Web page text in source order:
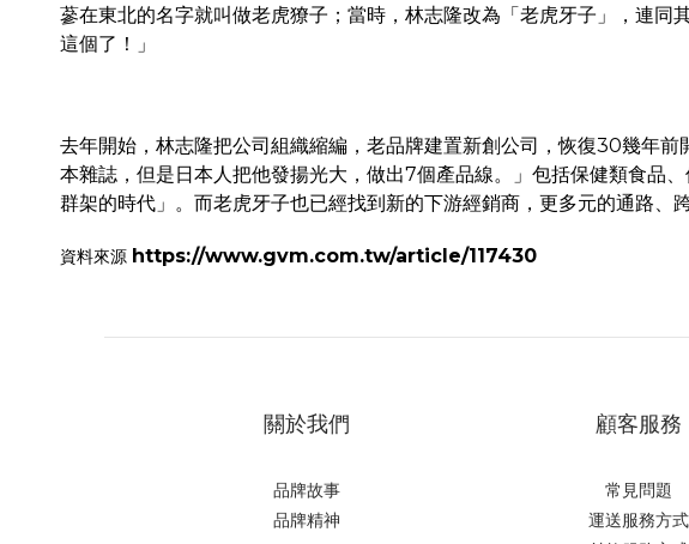
蔘在東北的名字就叫做老虎獠子；當時，林志隆改為「老虎牙子」，連
這個了！」
去年開始，林志隆把公司組織縮編，老品牌建置新創公司，恢復30幾年
本雜誌，但是日本人把他發揚光大，做出7個產品線。」包括保健類食品
群架的時代」。而老虎牙子也已經找到新的下游經銷商，更多元的通路、
資料來源 https://www.gvm.com.tw/article/117430
關於我們
品牌故事
品牌精神
顧客服務
常見問題
運送服務方式